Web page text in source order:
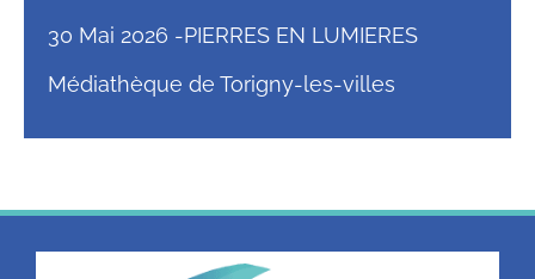
30 Mai 2026 -PIERRES EN LUMIERES
Médiathèque de Torigny-les-villes